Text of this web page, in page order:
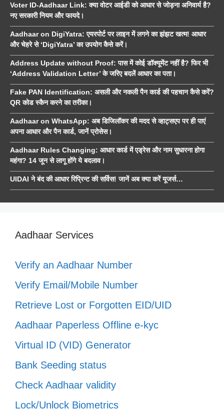
Voter ID-Aadhaar Link: क्या वोटर आईडी को आधार से जोड़ना अनिवार्य है?
नए सरकारी नियम और फायदे।
Aadhaar on DigiYatra: एयरपोर्ट पर लाइन में लगने का झंझट खत्म! आधार
और चेहरे से ‘DigiYatra’ का उपयोग कैसे करें।
Address Update without Proof: पास में कोई डॉक्यूमेंट नहीं है? फिर भी
‘Address Validation Letter’ के जरिए बदलें आधार का पता।
Fake PAN Identification: असली और नकली पैन कार्ड की पहचान कैसे करें?
QR कोड स्कैन करने का तरीका।
Aadhaar on WhatsApp: अब डिजिलॉकर की मदद से व्हाट्सएप पर ही पाएं
अपना आधार और पैन कार्ड, जानें प्रोसेस।
Aadhaar Rules Changing: आधार कार्ड में एड्रेस और नाम सुधारना होगा
महंगा? 14 जून से लागू होंगे ये बदलाव।
UIDAI ने बंद की आधार रिप्रिन्ट की सर्विस! जानें अब क्या करें यूजर्स…
Aadhaar Services
Verify an Aadhaar Number
Verify Email/Mobile Number
Retrieve Lost or Forgotten EID/UID
Aadhaar Paperless Offline e-kyc
Virtual ID (VID) Generator
Bank Seeding status
Check Aadhaar validity
Lock/Unlock Biometrics